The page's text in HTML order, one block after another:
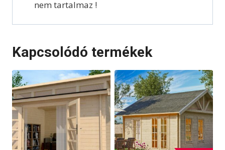
nem tartalmaz !
Kapcsolódó termékek